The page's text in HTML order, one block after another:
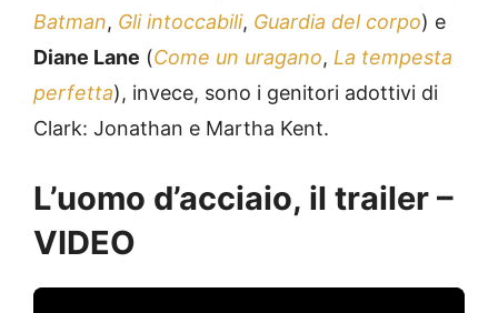
Batman, Gli intoccabili, Guardia del corpo) e
Diane Lane (Come un uragano, La tempesta
perfetta), invece, sono i genitori adottivi di
Clark: Jonathan e Martha Kent.
L’uomo d’acciaio, il trailer –
VIDEO